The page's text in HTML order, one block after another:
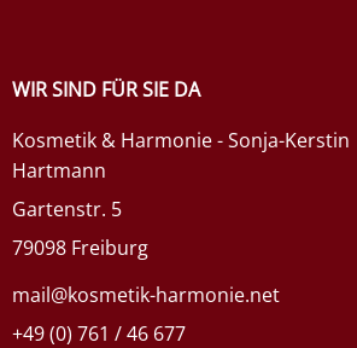
WIR SIND FÜR SIE DA
Kosmetik & Harmonie - Sonja-Kerstin
Hartmann
Gartenstr. 5
79098 Freiburg
mail@kosmetik-harmonie.net
+49 (0) 761 / 46 677